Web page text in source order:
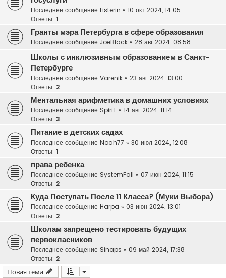
Последнее сообщение Listerin « 10 окт 2024, 14:05
Ответы: 1
Гранты мэра Петербурга в сфере образования
Последнее сообщение JoeBlack « 28 авг 2024, 08:58
Школы с инклюзивным образованием в Санкт-
Петербурге
Последнее сообщение Varenik « 23 авг 2024, 13:00
Ответы: 2
Ментальная арифметика в домашних условиях
Последнее сообщение SpiriT « 14 авг 2024, 11:14
Ответы: 3
Питание в детских садах
Последнее сообщение Noah77 « 30 июл 2024, 12:08
Ответы: 1
права ребенка
Последнее сообщение SystemFall « 07 июн 2024, 11:15
Ответы: 2
Куда Поступать После 11 Класса? (Муки Выбора)
Последнее сообщение Harpa « 03 июн 2024, 13:01
Ответы: 2
Школам запрещено тестировать будущих
первокласников
Последнее сообщение Sinaps « 09 май 2024, 17:38
Ответы: 2
Новая тема